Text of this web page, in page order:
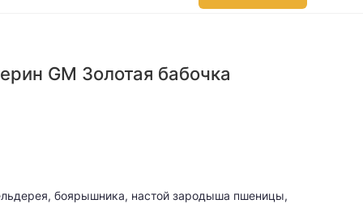
GM Золотая бабочка
боярышника, настой зародыша пшеницы,